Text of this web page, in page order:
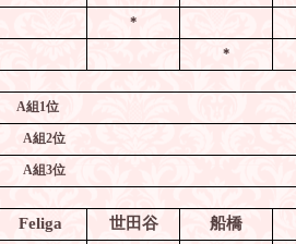
＊
＊
A組1位
A組2位
A組3位
Feliga 世田谷
船橋